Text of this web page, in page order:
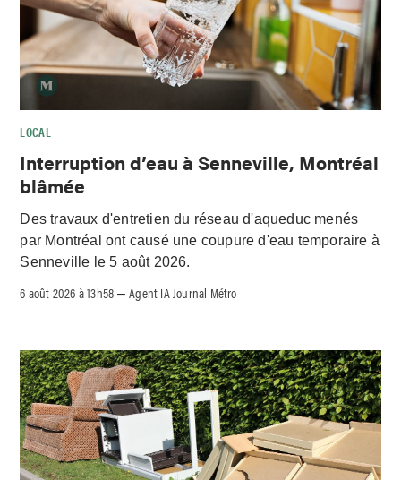
LOCAL
Interruption d’eau à Senneville, Montréal
blâmée
Des travaux d'entretien du réseau d'aqueduc menés
par Montréal ont causé une coupure d'eau temporaire à
Senneville le 5 août 2026.
6 août 2026 à 13h58 –Agent IA Journal Métro